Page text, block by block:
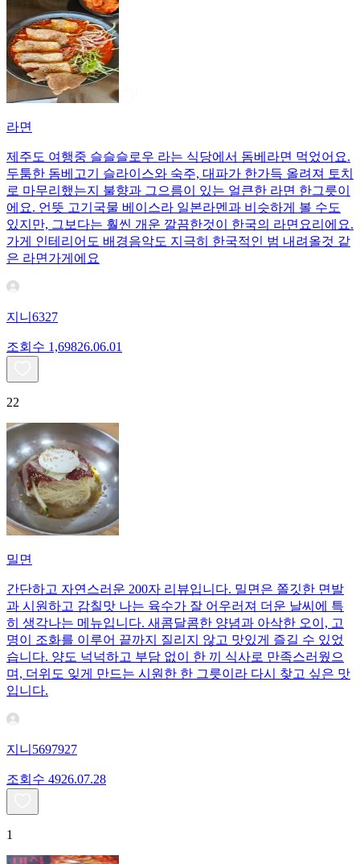
라면
제주도 여행중 슬슬슬로우 라는 식당에서 돔베라면 먹었어요.
두툼한 돔베고기 슬라이스와 숙주, 대파가 한가득 올려져 토치
로 마무리했는지 불향과 그으름이 있는 얼큰한 라면 한그릇이
에요. 언뜻 고기국물 베이스라 일본라멘과 비슷하게 볼 수도
있지만, 그보다는 훨씬 개운 깔끔한것이 한국의 라면요리에요.
가게 인테리어도 배경음악도 지극히 한국적인 범 내려올것 같
은 라면가게에요
지니6327
조회수 1,69826.06.01
22
밀면
간단하고 자연스러운 200자 리뷰입니다. 밀면은 쫄깃한 면발
과 시원하고 감칠맛 나는 육수가 잘 어우러져 더운 날씨에 특
히 생각나는 메뉴입니다. 새콤달콤한 양념과 아삭한 오이, 고
명이 조화를 이루어 끝까지 질리지 않고 맛있게 즐길 수 있었
습니다. 양도 넉넉하고 부담 없이 한 끼 식사로 만족스러웠으
며, 더위도 잊게 만드는 시원한 한 그릇이라 다시 찾고 싶은 맛
입니다.
지니5697927
조회수 4926.07.28
1